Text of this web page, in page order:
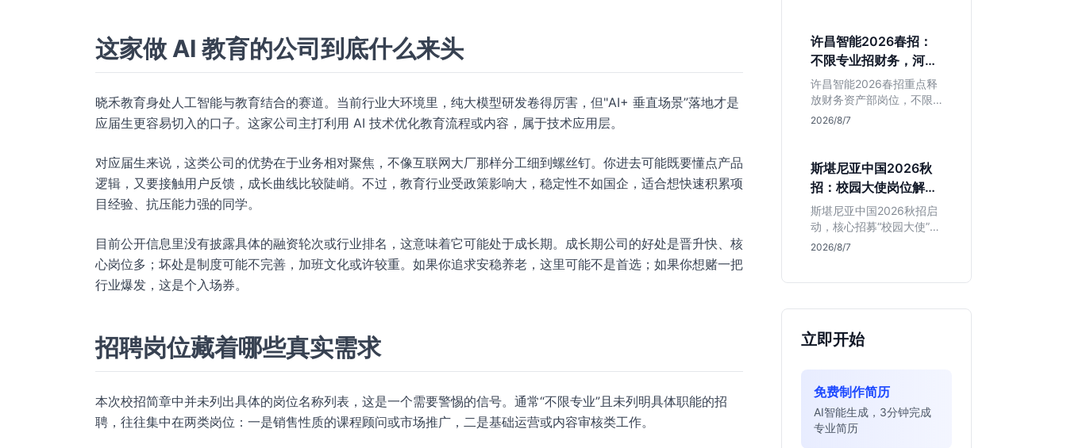
这家做 AI 教育的公司到底什么来头
晓禾教育身处人工智能与教育结合的赛道。当前行业大环境里，纯大模型研发卷得厉害，但"AI+ 垂直场景”落地才是
应届生更容易切入的口子。这家公司主打利用 AI 技术优化教育流程或内容，属于技术应用层。
对应届生来说，这类公司的优势在于业务相对聚焦，不像互联网大厂那样分工细到螺丝钉。你进去可能既要懂点产品
逻辑，又要接触用户反馈，成长曲线比较陡峭。不过，教育行业受政策影响大，稳定性不如国企，适合想快速积累项
目经验、抗压能力强的同学。
目前公开信息里没有披露具体的融资轮次或行业排名，这意味着它可能处于成长期。成长期公司的好处是晋升快、核
心岗位多；坏处是制度可能不完善，加班文化或许较重。如果你追求安稳养老，这里可能不是首选；如果你想赌一把
行业爆发，这是个入场券。
招聘岗位藏着哪些真实需求
本次校招简章中并未列出具体的岗位名称列表，这是一个需要警惕的信号。通常“不限专业”且未列明具体职能的招
聘，往往集中在两类岗位：一是销售性质的课程顾问或市场推广，二是基础运营或内容审核类工作。
点限制，助理工科生判断
是否值得投递。
许昌智能2026春招：
不限专业招财务，河南
本地生值得冲吗？
许昌智能2026春招重点释
放财务资产部岗位，不限
专业。作为河南本地老牌
在本地积累工业场景经验
的应届生。
2026/8/7
斯堪尼亚中国2026秋
招：校园大使岗位解读
与投递指南
斯堪尼亚中国2026秋招启
动，核心招募“校园大使”而
非技术管培生。本文解析
你判断是否值得投递。
2026/8/7
立即开始
免费制作简历
AI智能生成，3分钟完成
专业简历